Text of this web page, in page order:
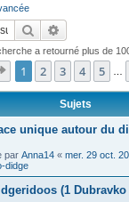
Rechercher
a retourné plus de
Page 1sur20
1 2 3 4 5
Sujets
unique autour du
par Anna14 « mer. 29 oct.
didge
(1